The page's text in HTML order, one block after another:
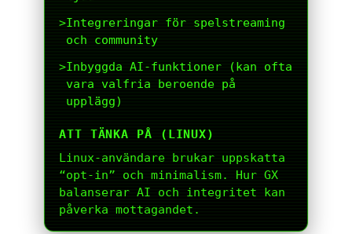
>Integreringar för spelstreaming
och community
>Inbyggda AI-funktioner (kan ofta
vara valfria beroende på
upplägg)
ATT TÄNKA PÅ (LINUX)
Linux-användare brukar uppskatta
“opt-in” och minimalism. Hur GX
balanserar AI och integritet kan
påverka mottagandet.